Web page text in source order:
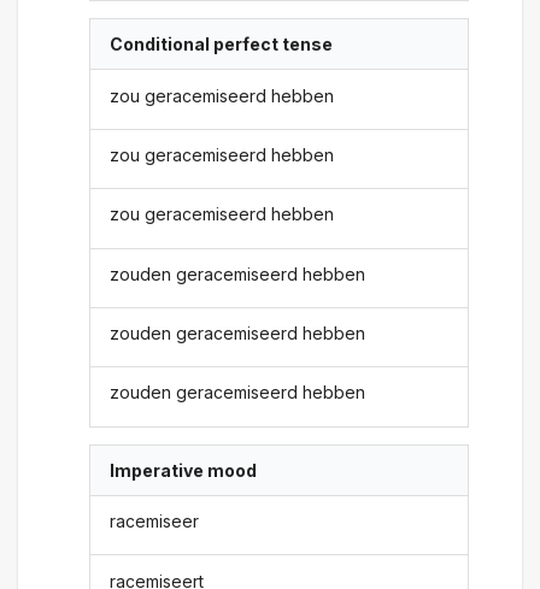
Conditional perfect tense
zou geracemiseerd hebben
zou geracemiseerd hebben
zou geracemiseerd hebben
zouden geracemiseerd hebben
zouden geracemiseerd hebben
zouden geracemiseerd hebben
Imperative mood
racemiseer
racemiseert